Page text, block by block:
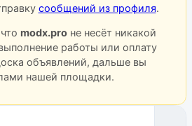
сообщений из профиля.
modx.proне несёт никакой
работы или оплату
объявлений, дальше вы
нашей площадки.